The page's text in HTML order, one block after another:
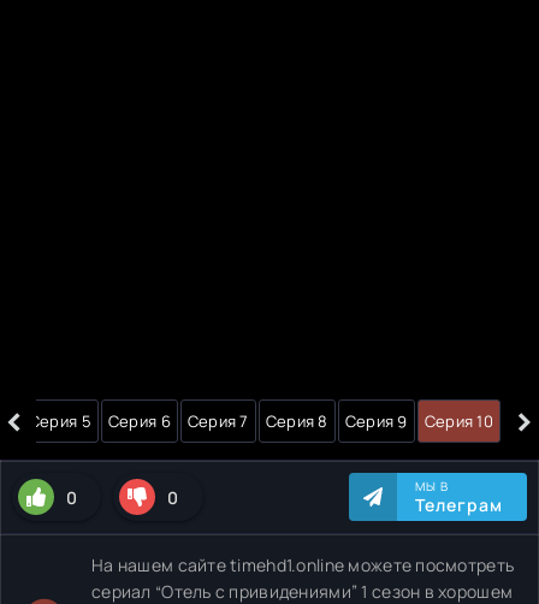
‹ Серия 5 Серия 6 Серия 7 Серия 8 Серия 9 Серия 10 ›
0 0 МЫ В
Телеграм
На нашем сайте timehd1.online можете посмотреть
сериал “Отель с привидениями” 1 сезон в хорошем